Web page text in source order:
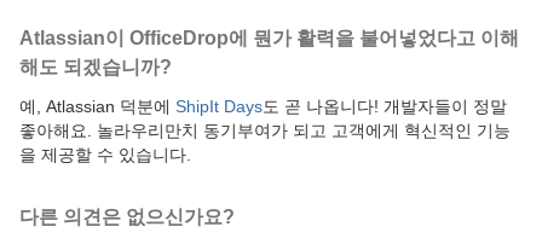
Atlassian이 OfficeDrop에 뭔가 활력을 불어넣었다고 이해
해도 되겠습니까?
예, Atlassian 덕분에 ShipIt Days도 곧 나옵니다! 개발자들이 정말
좋아해요. 놀라우리만치 동기부여가 되고 고객에게 혁신적인 기능
을 제공할 수 있습니다.
다른 의견은 없으신가요?